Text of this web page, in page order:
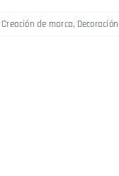
Creación de marca,